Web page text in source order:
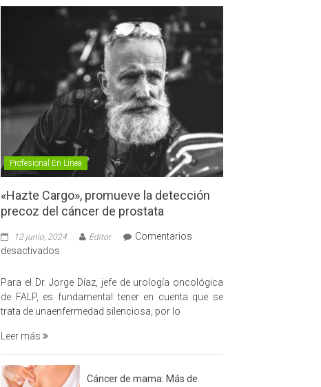
Profesional En Línea
«Hazte Cargo», promueve la detección
precoz del cáncer de prostata
12 junio, 2024 Editor
Comentarios
desactivados
Cargo»,
promueve
la
del
cáncer
de
Para el Dr. Jorge Díaz, jefe de urología oncológica
de FALP, es fundamental tener en cuenta que se
trata de unaenfermedad silenciosa, por lo
Leer más
Cáncer de mama: Más de